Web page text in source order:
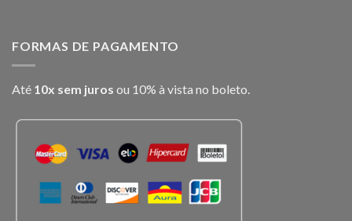
FORMAS DE PAGAMENTO
Até 10x sem juros ou 10% à vista no boleto.